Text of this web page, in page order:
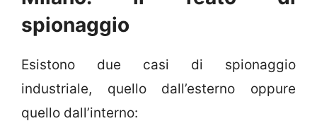
spionaggio
Esistono due casi di spionaggio
industriale, quello dall’esterno oppure
quello dall’interno: